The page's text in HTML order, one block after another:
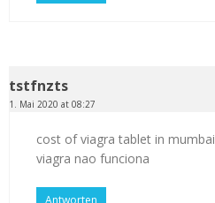
tstfnzts
1. Mai 2020 at 08:27
cost of viagra tablet in mumbai
viagra nao funciona